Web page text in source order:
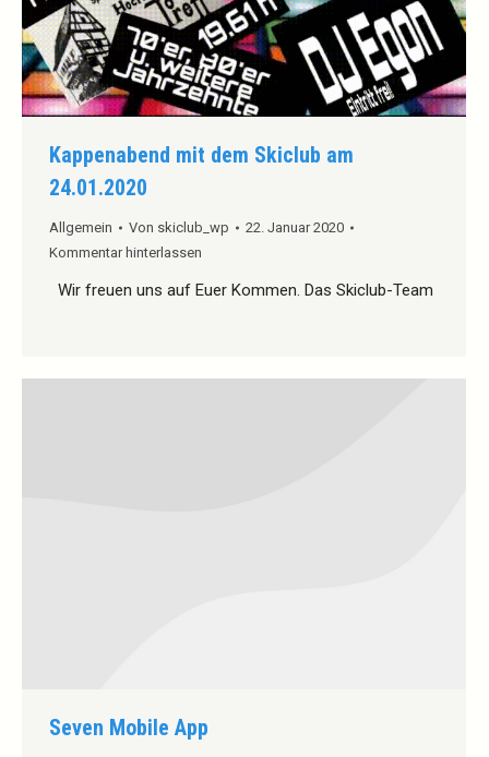
Kappenabend mit dem Skiclub am
24.01.2020
Allgemein Von skiclub_wp
22. Januar 2020
Kommentar hinterlassen
Wir freuen uns auf Euer Kommen. Das Skiclub-Team
Seven Mobile App